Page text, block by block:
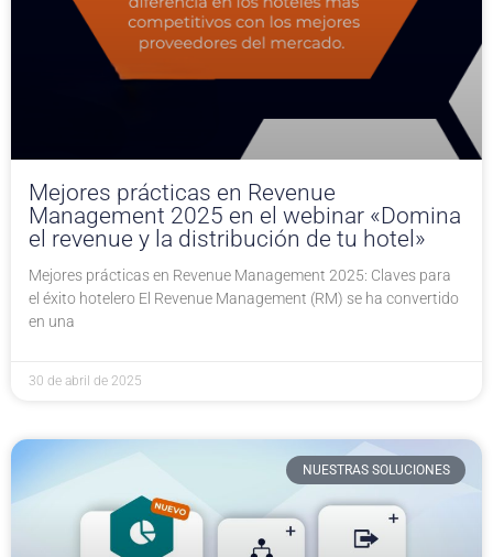
Mejores prácticas en Revenue
Management 2025 en el webinar «Domina
el revenue y la distribución de tu hotel»
Mejores prácticas en Revenue Management 2025: Claves para
el éxito hotelero El Revenue Management (RM) se ha convertido
en una
30 de abril de 2025
NUESTRAS SOLUCIONES